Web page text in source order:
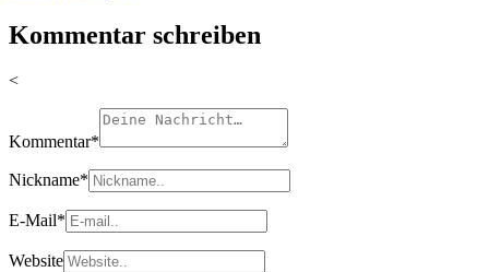
Kommentar schreiben
<
Kommentar*
Nickname*
E-Mail*
Website